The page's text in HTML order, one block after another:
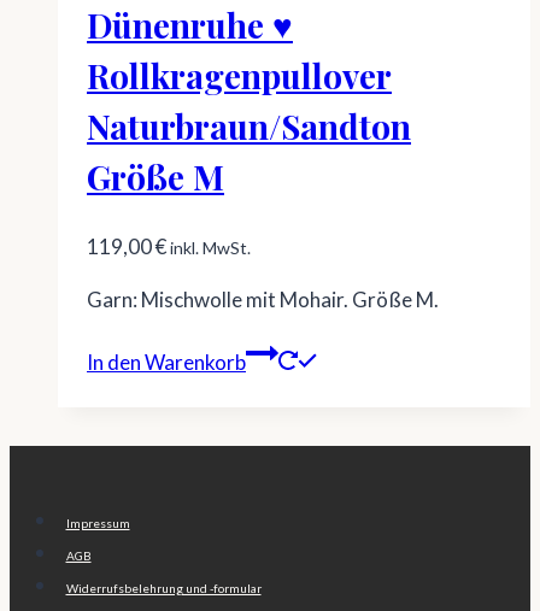
Dünenruhe ♥
Rollkragenpullover
Naturbraun/Sandton
Größe M
119,00€inkl. MwSt.
Garn: Mischwolle mit Mohair. Größe M.
In den Warenkorb
Impressum
AGB
Widerrufsbelehrung und -formular